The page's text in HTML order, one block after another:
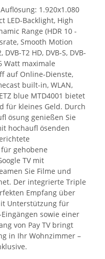
1.920x1.080
LED-Backlight, High
Range (HDR 10 -
Smooth Motion
T2 HD, DVB-S, DVB-
Watt maximale
auf Online-Dienste,
built-in, WLAN,
blue MTD4001 bietet
für kleines Geld. Durch
ösung genießen Sie
hochaufl ösenden
gehobene
TV mit
Sie Filme und
Der integrierte Triple
Empfang über
Unterstützung für
sowie einer
von Pay TV bringt
in Ihr Wohnzimmer –